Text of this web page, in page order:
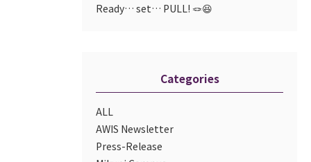
Categories
ALL
AWIS Newsletter
Press-Release
Ready… set… PULL! 🪢😆